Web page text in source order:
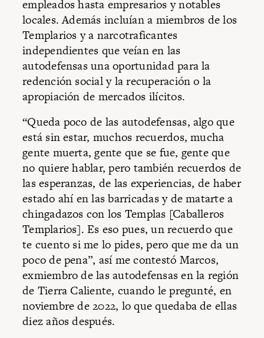
empleados hasta empresarios y notables
locales. Además incluían a miembros de los
Templarios y a narcotraficantes
independientes que veían en las
autodefensas una oportunidad para la
redención social y la recuperación o la
apropiación de mercados ilícitos.
“Queda poco de las autodefensas, algo que
está sin estar, muchos recuerdos, mucha
gente muerta, gente que se fue, gente que
no quiere hablar, pero también recuerdos de
las esperanzas, de las experiencias, de haber
estado ahí en las barricadas y de matarte a
chingadazos con los Templas [Caballeros
Templarios]. Es eso pues, un recuerdo que
te cuento si me lo pides, pero que me da un
poco de pena”, así me contestó Marcos,
exmiembro de las autodefensas en la región
de Tierra Caliente, cuando le pregunté, en
noviembre de 2022, lo que quedaba de ellas
diez años después.